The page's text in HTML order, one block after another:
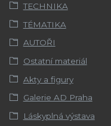
TECHNIKA
TÉMATIKA
AUTOŘI
Ostatní materiál
Akty a figury
Galerie AD Praha
Láskyplná výstava